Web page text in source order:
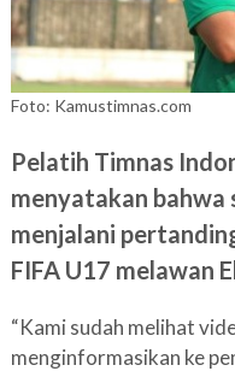
Foto: Kamustimnas.com
Pelatih Timnas
menyatakan bahwa
menjalani
FIFA U17 melawan
“Kami sudah melihat
menginformasikan ke